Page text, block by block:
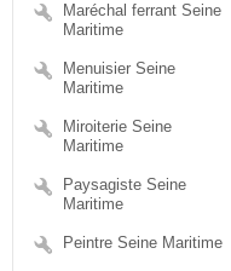
Maréchal ferrant Seine
Maritime
Menuisier Seine
Maritime
Miroiterie Seine
Maritime
Paysagiste Seine
Maritime
Peintre Seine Maritime